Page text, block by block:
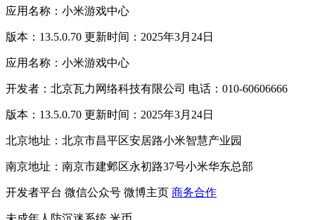
应用名称：小米游戏中心
版本：13.5.0.70 更新时间：2025年3月24日
应用名称：小米游戏中心
开发者：北京瓦力网络科技有限公司 电话：010-60606666
版本：13.5.0.70 更新时间：2025年3月24日
北京地址：北京市昌平区安居路小米智慧产业园
南京地址：南京市建邺区永初路37号小米华东总部
开发者平台 微信公众号 微博主页 商务合作